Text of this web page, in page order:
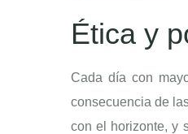
Ética y
Cada día con
consecuencia de
con el horizonte, y